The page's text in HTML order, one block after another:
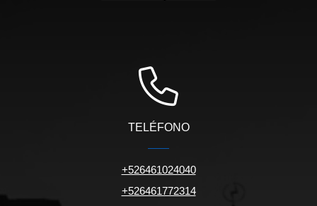
TELÉFONO
+526461024040
+526461772314